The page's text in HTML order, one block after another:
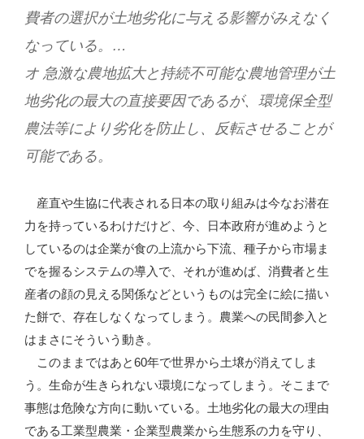
費者の選択が土地劣化に与える影響がみえなく
なっている。…
オ 急激な農地拡大と持続不可能な農地管理が土
地劣化の最大の直接要因であるが、環境保全型
農法等により劣化を防止し、反転させることが
可能である。
産直や生協に代表される日本の取り組みは今なお潜在
力を持っているわけだけど、今、日本政府が進めようと
しているのは企業が食の上流から下流、種子から市場ま
でを握るシステムの導入で、それが進めば、消費者と生
産者の顔の見える関係などというものは完全に絵に描い
た餅で、存在しなくなってしまう。農業への民間参入と
はまさにそういう動き。
このままではあと60年で世界から土壌が消えてしま
う。生命が生きられない環境になってしまう。そこまで
事態は危険な方向に動いている。土地劣化の最大の理由
である工業型農業・企業型農業から生態系の力を守り、